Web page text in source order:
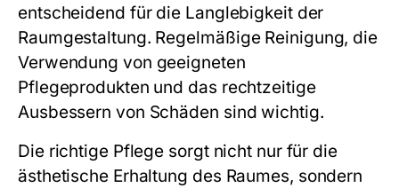
entscheidend für die Langlebigkeit der
Raumgestaltung. Regelmäßige Reinigung, die
Verwendung von geeigneten
Pflegeprodukten und das rechtzeitige
Ausbessern von Schäden sind wichtig.
Die richtige Pflege sorgt nicht nur für die
ästhetische Erhaltung des Raumes, sondern